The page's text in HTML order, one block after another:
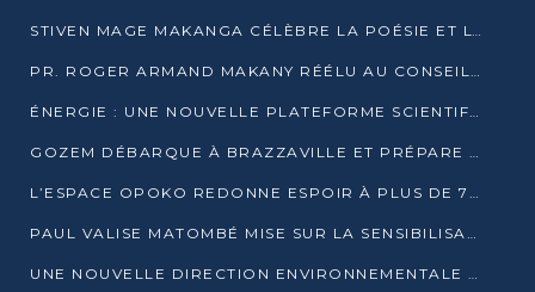
STIVEN MAGE MAKANGA CÉLÈBRE LA POÉSIE ET L’HUMAIN AVEC SON RECUEIL “HECTARE”
PR. ROGER ARMAND MAKANY RÉÉLU AU CONSEIL DE L’AUF
ÉNERGIE : UNE NOUVELLE PLATEFORME SCIENTIFIQUE POUR LA TRANSITION ÉNERGÉTIQUE EN AFRIQUE CENTRALE
GOZEM DÉBARQUE À BRAZZAVILLE ET PRÉPARE SON ARRIVÉE À POINTE-NOIRE
L’ESPACE OPOKO REDONNE ESPOIR À PLUS DE 775 ÉLÈVES AUTOCHTONES DANS LE NORD DU CONGO
PAUL VALISE MATOMBÉ MISE SUR LA SENSIBILISATION POUR ÉRAQUER LE GRAND BANDITISME
UNE NOUVELLE DIRECTION ENVIRONNEMENTALE POUR RENFORCER LA GESTION DES DONNÉES AU CONGO